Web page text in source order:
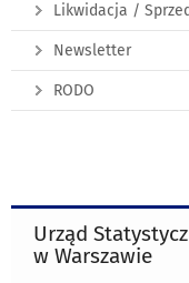
Likwidacja /
Newsletter
RODO
Urząd
w Warszawie